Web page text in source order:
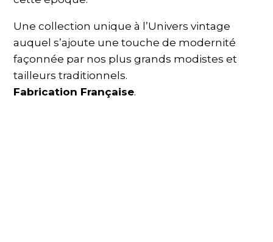
Une collection unique à l’Univers vintage
auquel s’ajoute une touche de modernité
façonnée par nos plus grands modistes et
tailleurs traditionnels.
Fabrication Française.